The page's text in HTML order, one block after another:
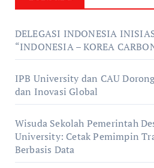
DELEGASI INDONESIA
“INDONESIA – KOREA
IPB University dan CAU
dan Inovasi Global
Wisuda Sekolah Pemerintah
University: Cetak Pemimpin
Berbasis Data